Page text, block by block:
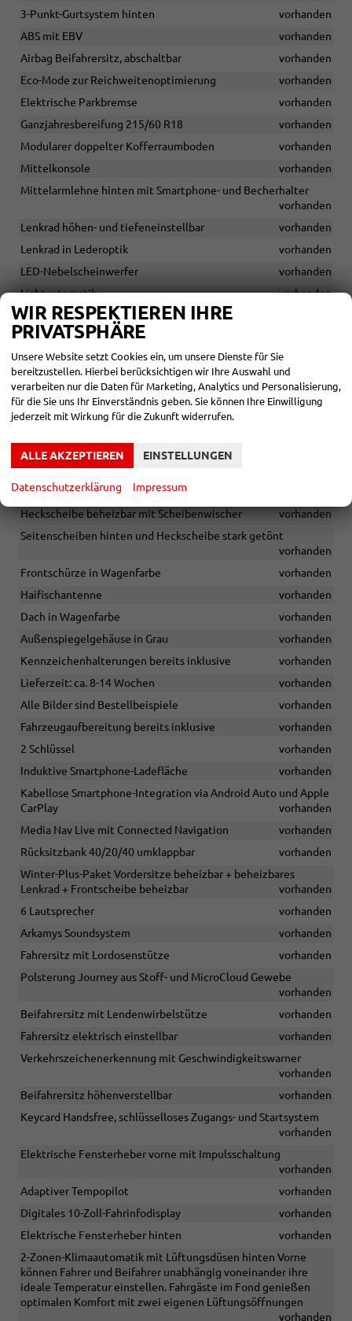
3-Punkt-Gurtsystem hinten
vorhanden
ABS mit EBV
vorhanden
Airbag Beifahrersitz, abschaltbar
vorhanden
Eco-Mode zur Reichweitenoptimierung
vorhanden
Elektrische Parkbremse
vorhanden
Ganzjahresbereifung 215/60 R18
vorhanden
Modularer doppelter Kofferraumboden
vorhanden
Mittelkonsole
vorhanden
Mittelarmlehne hinten mit Smartphone- und Becherhalter
vorhanden
Lenkrad höhen- und tiefeneinstellbar
vorhanden
Lenkrad in Lederoptik
vorhanden
LED-Nebelscheinwerfer
vorhanden
Lichtautomatik
vorhanden
12V-Anschluss im Kofferraum
3 Kopfstützen hinten, höhenverstellbar
Kofferraumteppich
vorhanden
Erhöhte Mittelkonsole mit Armlehne und Staufach
vorhanden
Aufrollbare Kofferraumabdeckung
vorhanden
LED-Abblendlicht und Halogen-Fernlicht
Leichtmetallräder 18 Zoll Tagasan, glanzgedreht
elektrische Heckklappe
Heckscheibe beheizbar mit Scheibenwischer
vorhanden
Seitenscheiben hinten und Heckscheibe stark getönt
vorhanden
Frontschürze in Wagenfarbe
vorhanden
Haifischantenne
vorhanden
Dach in Wagenfarbe
vorhanden
Außenspiegelgehäuse in Grau
vorhanden
Kennzeichenhalterungen bereits inklusive
vorhanden
Lieferzeit: ca. 8-14 Wochen
vorhanden
Alle Bilder sind Bestellbeispiele
vorhanden
Fahrzeugaufbereitung bereits inklusive
vorhanden
2 Schlüssel
vorhanden
Induktive Smartphone-Ladefläche
vorhanden
Kabellose Smartphone-Integration via Android Auto und Apple
CarPlay
vorhanden
Media Nav Live mit Connected Navigation
vorhanden
Rücksitzbank 40/20/40 umklappbar
vorhanden
Winter-Plus-Paket Vordersitze beheizbar + beheizbares
Lenkrad + Frontscheibe beheizbar
vorhanden
6 Lautsprecher
vorhanden
Arkamys Soundsystem
vorhanden
Fahrersitz mit Lordosenstütze
vorhanden
Polsterung Journey aus Stoff- und MicroCloud Gewebe
vorhanden
Beifahrersitz mit Lendenwirbelstütze
vorhanden
Fahrersitz elektrisch einstellbar
vorhanden
Verkehrszeichenerkennung mit Geschwindigkeitswarner
vorhanden
Beifahrersitz höhenverstellbar
vorhanden
Keycard Handsfree, schlüsselloses Zugangs- und Startsystem
vorhanden
Elektrische Fensterheber vorne mit Impulsschaltung
vorhanden
Adaptiver Tempopilot
vorhanden
Digitales 10-Zoll-Fahrinfodisplay
vorhanden
Elektrische Fensterheber hinten
vorhanden
2-Zonen-Klimaautomatik mit Lüftungsdüsen hinten Vorne
können Fahrer und Beifahrer unabhängig voneinander ihre
ideale Temperatur einstellen. Fahrgäste im Fond genießen
optimalen Komfort mit zwei eigenen Lüftungsöffnungen
vorhanden
WIR RESPEKTIEREN IHRE
PRIVATSPHÄRE
Unsere Website setzt Cookies ein, um unsere Dienste für Sie
bereitzustellen. Hierbei berücksichtigen wir Ihre Auswahl und
verarbeiten nur die Daten für Marketing, Analytics und Personalisierung,
für die Sie uns Ihr Einverständnis geben. Sie können Ihre Einwilligung
jederzeit mit Wirkung für die Zukunft widerrufen.
ALLE AKZEPTIEREN EINSTELLUNGEN
Datenschutzerklärung Impressum